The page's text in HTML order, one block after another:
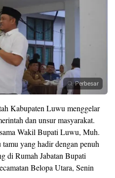
Perbesar
Kabupaten Luwu menggelar
dan unsur masyarakat.
Wakil Bupati Luwu, Muh.
yang hadir dengan penuh
di Rumah Jabatan Bupati
Belopa Utara, Senin